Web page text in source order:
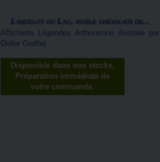
Lancelot du Lac, noble chevalier de...
Affichette Légendes Arthurienne illustrée par
Didier Graffet
Disponible dans nos stocks.
Préparation immédiate de
votre commande.